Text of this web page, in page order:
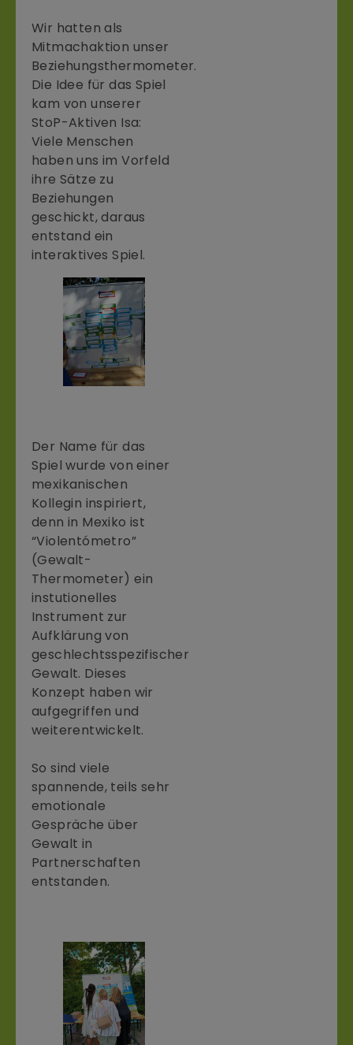
Wir hatten als
Mitmachaktion unser
Beziehungsthermometer.
Die Idee für das Spiel
kam von unserer
StoP-Aktiven Isa:
Viele Menschen
haben uns im Vorfeld
ihre Sätze zu
Beziehungen
geschickt, daraus
entstand ein
interaktives Spiel.
Der Name für das
Spiel wurde von einer
mexikanischen
Kollegin inspiriert,
denn in Mexiko ist
“Violentómetro”
(Gewalt-
Thermometer) ein
instutionelles
Instrument zur
Aufklärung von
geschlechtsspezifischer
Gewalt. Dieses
Konzept haben wir
aufgegriffen und
weiterentwickelt.
So sind viele
spannende, teils sehr
emotionale
Gespräche über
Gewalt in
Partnerschaften
entstanden.